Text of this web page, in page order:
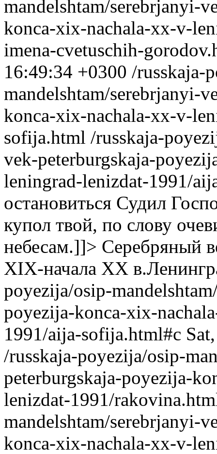
mandelshtam/serebrjanyi-
konca-xix-nachala-xx-v-
imena-cvetuschih-
16:49:34 +0300 /russkaja-
mandelshtam/serebrjanyi-
konca-xix-nachala-xx-v-
sofija.html /russkaja-
vek-peterburgskaja-
leningrad-lenizdat-1991/
остановиться Судил
купол твой, по слову
небесам.]]> Серебряный
XIX-начала XX
poyezija/osip-
poyezija-konca-xix-
1991/aija-sofija.html#c
/russkaja-poyezija/osip-
peterburgskaja-poyezija-
lenizdat-1991/
mandelshtam/serebrjanyi-
konca-xix-nachala-xx-v-